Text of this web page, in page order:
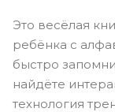
Это весёлая
ребёнка с
быстро
найдёте
технология